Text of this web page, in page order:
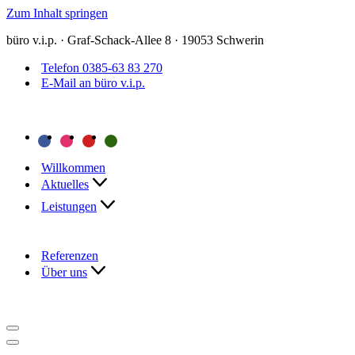
Zum Inhalt springen
büro v.i.p. · Graf-Schack-Allee 8 · 19053 Schwerin
Telefon 0385-63 83 270
E-Mail an büro v.i.p.
Willkommen
Aktuelles
Leistungen
Referenzen
Über uns
Navigationsmenü
Navigationsmenü